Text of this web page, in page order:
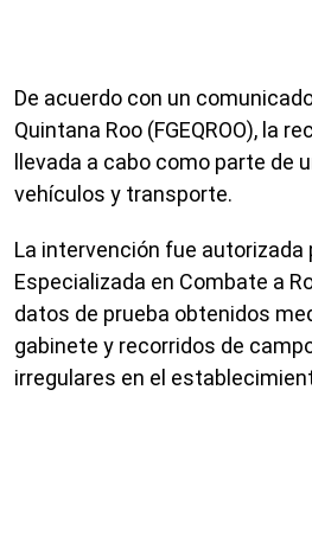
De acuerdo con un
Quintana Roo (FGEQROO), la
llevada a cabo como parte de
vehículos y transporte.
La intervención fue autorizada
Especializada en Combate a
datos de prueba obtenidos
gabinete y recorridos de
irregulares en el